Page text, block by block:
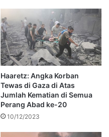
Haaretz: Angka Korban
Tewas di Gaza di Atas
Jumlah Kematian di Semua
Perang Abad ke-20
10/12/2023